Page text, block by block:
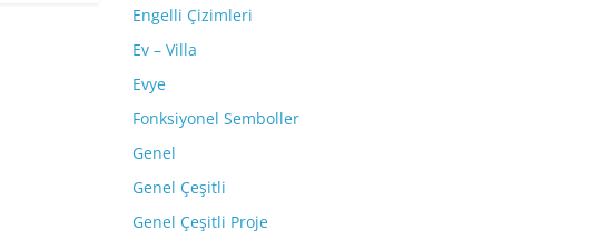
Engelli Çizimleri
Ev – Villa
Evye
Fonksiyonel Semboller
Genel
Genel Çeşitli
Genel Çeşitli Proje